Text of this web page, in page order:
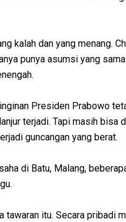
kalah dan yang menang.
punya asumsi yang
Presiden Prabowo
terjadi. Tapi masih bisa
guncangan yang berat.
di Batu, Malang,
itu. Secara pribadi